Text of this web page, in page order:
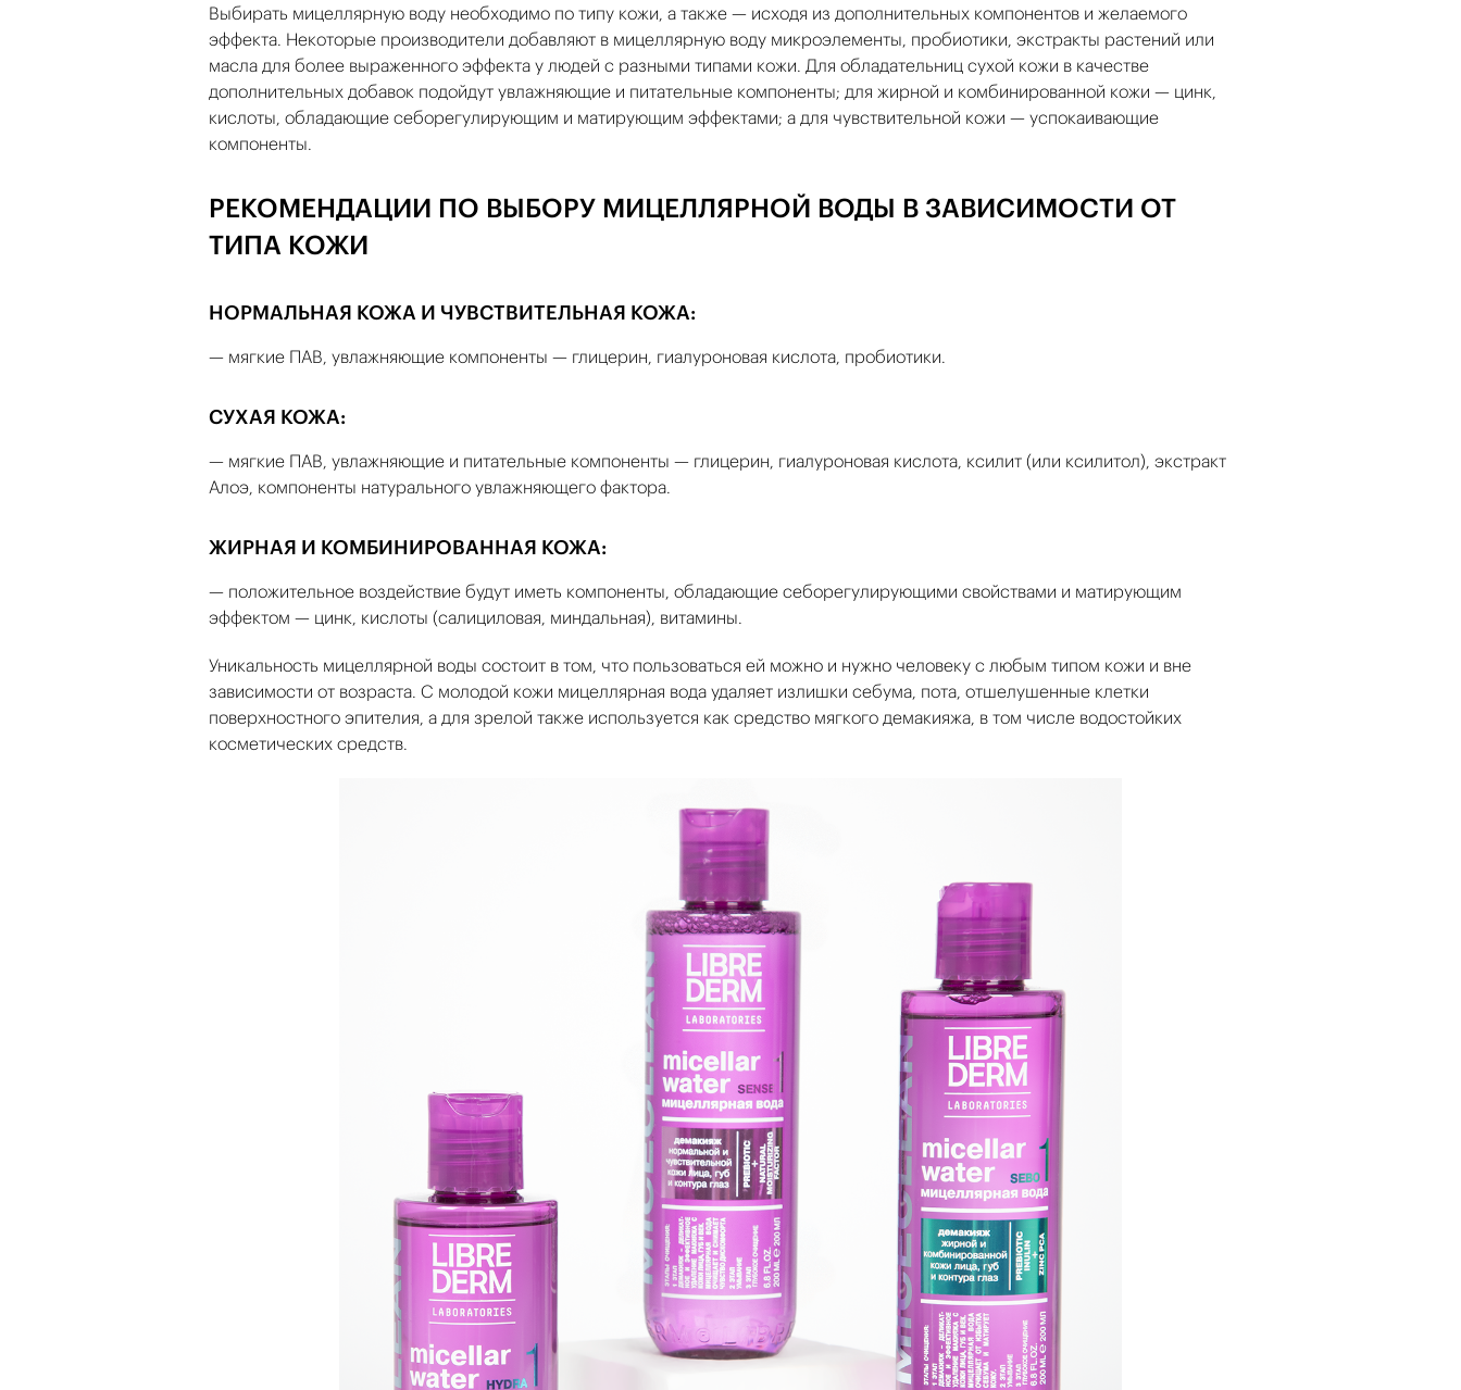
Выбирать мицеллярную воду необходимо по типу кожи, а также — исходя из дополнительных компонентов и желаемого
эффекта. Некоторые производители добавляют в мицеллярную воду микроэлементы, пробиотики, экстракты растений или
масла для более выраженного эффекта у людей с разными типами кожи. Для обладательниц сухой кожи в качестве
дополнительных добавок подойдут увлажняющие и питательные компоненты; для жирной и комбинированной кожи — цинк,
кислоты, обладающие себорегулирующим и матирующим эффектами; а для чувствительной кожи — успокаивающие
компоненты.
РЕКОМЕНДАЦИИ ПО ВЫБОРУ МИЦЕЛЛЯРНОЙ ВОДЫ В ЗАВИСИМОСТИ ОТ
ТИПА КОЖИ
НОРМАЛЬНАЯ КОЖА И ЧУВСТВИТЕЛЬНАЯ КОЖА:
— мягкие ПАВ, увлажняющие компоненты — глицерин, гиалуроновая кислота, пробиотики.
СУХАЯ КОЖА:
— мягкие ПАВ, увлажняющие и питательные компоненты — глицерин, гиалуроновая кислота, ксилит (или ксилитол), экстракт
Алоэ, компоненты натурального увлажняющего фактора.
ЖИРНАЯ И КОМБИНИРОВАННАЯ КОЖА:
— положительное воздействие будут иметь компоненты, обладающие себорегулирующими свойствами и матирующим
эффектом — цинк, кислоты (салициловая, миндальная), витамины.
Уникальность мицеллярной воды состоит в том, что пользоваться ей можно и нужно человеку с любым типом кожи и вне
зависимости от возраста. С молодой кожи мицеллярная вода удаляет излишки себума, пота, отшелушенные клетки
поверхностного эпителия, а для зрелой также используется как средство мягкого демакияжа, в том числе водостойких
косметических средств.